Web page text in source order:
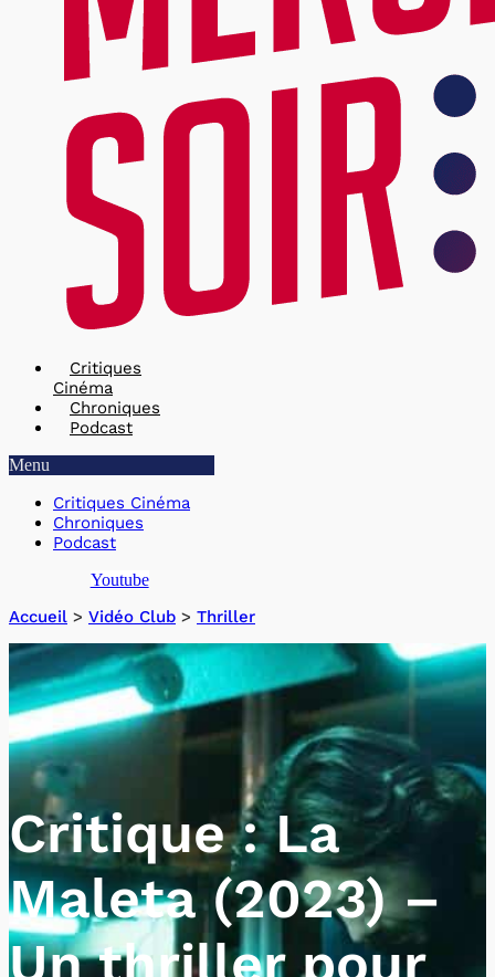
Critiques
Cinéma
Chroniques
Podcast
Menu
Critiques Cinéma
Chroniques
Podcast
Youtube
Accueil > Vidéo Club > Thriller
Critique : La
Maleta (2023) –
Un thriller pour